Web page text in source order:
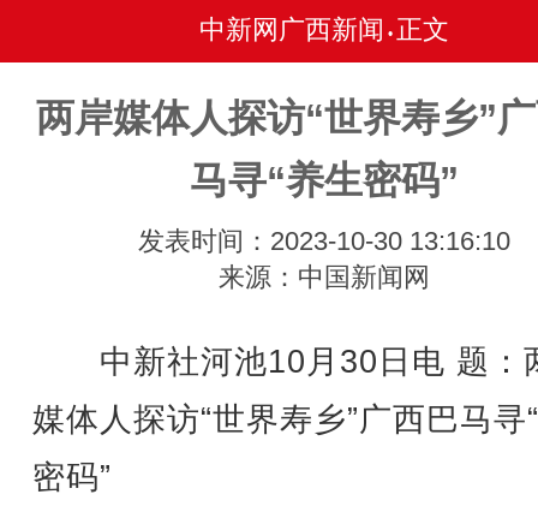
中新网广西新闻 • 正文
两岸媒体人探访“世界寿乡”
马寻“养生密码”
发表时间：2023-10-30 13:16:10
来源：中国新闻网
中新社河池10月30日电 题：
媒体人探访“世界寿乡”广西巴马寻
密码”